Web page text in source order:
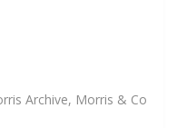
Archive, Morris & Co